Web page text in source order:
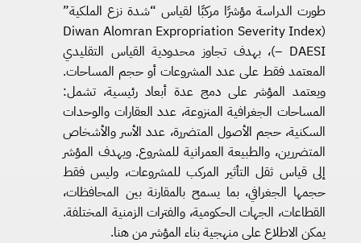
طورت الدراسة مؤشرًا مركبًا لقياس “شدة نزع الملكية”
(Diwan Alomran Expropriation Severity Index
– DAESI)، بهدف تجاوز محدودية القياس التقليدي
المعتمد فقط على عدد المشروعات أو حجم المساحات.
ويعتمد المؤشر على دمج عدة أبعاد رئيسية، تشمل:
المساحات الجغرافية المنزوعة، عدد العقارات والوحدات
السكنية، حجم الأصول المتضررة، عدد الأسر والأشخاص
المتضررين، والطبيعة العمرانية للمشروع. ويهدف المؤشر
إلى قياس ثقل التأثير المركب للمشروعات، وليس فقط
حجمها الجغرافي، بما يسمح بالمقارنة بين المحافظات،
القطاعات، الجهات الحكومية، والفترات الزمنية المختلفة.
يمكن الاطلاع على منهجية بناء المؤشر من هنا.